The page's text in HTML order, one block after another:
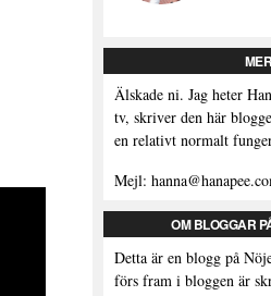
Älskade ni. Jag heter
tv, skriver den här
en relativt normalt
Mejl:
OM BLOGGAR
Detta är en blogg på
förs fram i bloggen är